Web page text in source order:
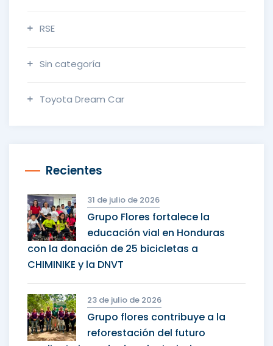
RSE
Sin categoría
Toyota Dream Car
Recientes
31 de julio de 2026
Grupo Flores fortalece la
educación vial en Honduras
con la donación de 25 bicicletas a
CHIMINIKE y la DNVT
23 de julio de 2026
Grupo flores contribuye a la
reforestación del futuro